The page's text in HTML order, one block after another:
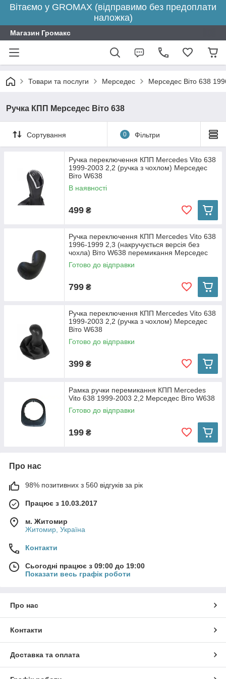
Вітаємо у GROMAX (відправимо без предоплати
наложка)
Магазин Громакс
Товари та послуги Мерседес Мерседес Віто 638
Ручка КПП Мерседес Віто 638
Сортування 0 Фільтри
Ручка переключення КПП Mercedes Vito 638
1999-2003 2,2 (ручка з чохлом) Мерседес
Віто W638
В наявності
499 ₴
Ручка переключення КПП Mercedes Vito 638
1996-1999 2,3 (накручується версія без
чохла) Віто W638 перемикання Мерседес
Готово до відправки
799 ₴
Ручка переключення КПП Mercedes Vito 638
1999-2003 2,2 (ручка з чохлом) Мерседес
Віто W638
Готово до відправки
399 ₴
Рамка ручки перемикання КПП Mercedes
Vito 638 1999-2003 2,2 Мерседес Віто W638
Готово до відправки
199 ₴
Про нас
98% позитивних з 560 відгуків за рік
Працює з 10.03.2017
м. Житомир
Житомир, Україна
Контакти
Сьогодні працює з 09:00 до 19:00
Показати весь графік роботи
Про нас
Контакти
Доставка та оплата